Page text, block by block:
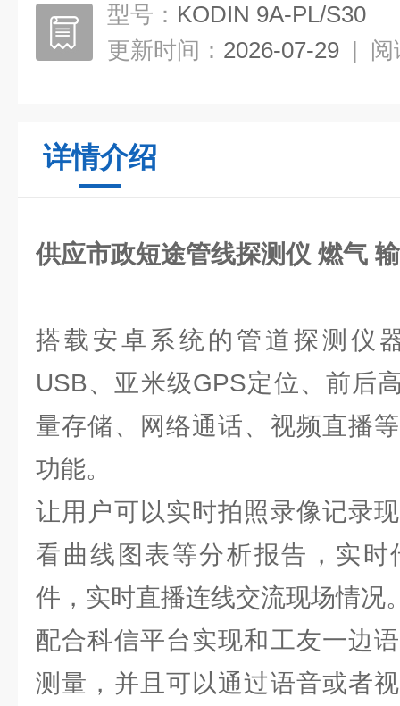
型号： KODIN 9A-PL/S30
更新时间： 2026-07-29 | 阅
详情介绍
供应市政短途管线探测仪 燃气
搭载安卓系统的管道探测仪
USB、亚米级GPS定位、前后
量存储、网络通话、视频直播
功能。
让用户可以实时拍照录像记录
看曲线图表等分析报告，实时
件，实时直播连线交流现场情况
配合科信平台实现和工友一边
测量，并且可以通过语音或者